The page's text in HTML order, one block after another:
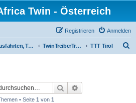
Twin - Österreich
Anmelden
Registrieren
Ausfahrten, Treffen und Reisen TwinTreiberTreffen TTT Tirol
Suche
• Seite 1 von 1